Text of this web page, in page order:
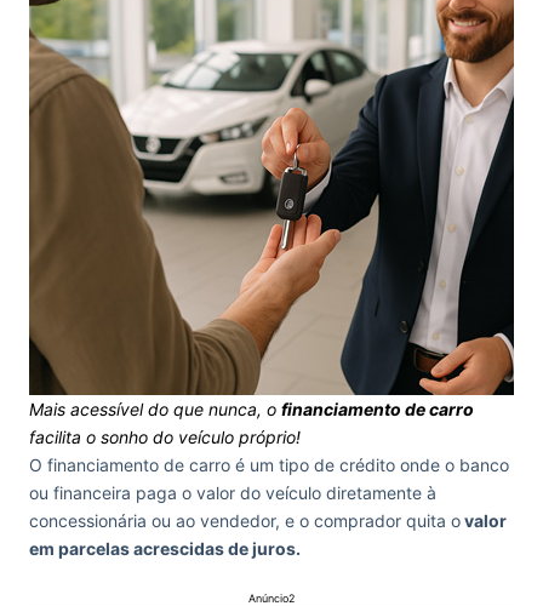
Mais acessível do que nunca, o financiamento de carro
facilita o sonho do veículo próprio!
O financiamento de carro é um tipo de crédito onde o banco
ou financeira paga o valor do veículo diretamente à
concessionária ou ao vendedor, e o comprador quita ovalor
em parcelas acrescidas de juros.
Anúncio2